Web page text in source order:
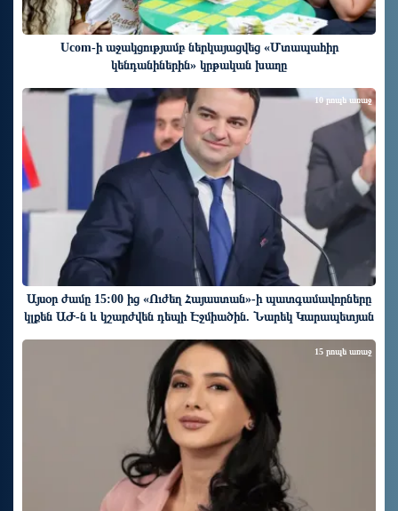
Ucom-ի աջակցությամբ ներկայացվեց «Մտապահիր
կենդանիներին» կրթական խաղը
Այսօր ժամը 15:00 ից «Ուժեղ Հայաստան»-ի պատգամավորները
կլքեն ԱԺ-ն և կշարժվեն դեպի Էջմիածին. Նարեկ Կարապետյան
10 րոպե առաջ
15 րոպե առաջ